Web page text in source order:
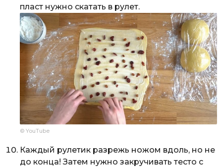
пласт нужно скатать в рулет.
© YouTube
Каждый рулетик разрежь ножом вдоль, но не
до конца! Затем нужно закручивать тесто с